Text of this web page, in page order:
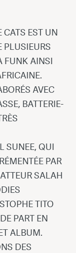
CATS EST UN
PLUSIEURS
FUNK AINSI
AVEC
BATTERIE-
SUNEE, QUI
PAR
SALAH
TITO
PART EN
ALBUM.
DES